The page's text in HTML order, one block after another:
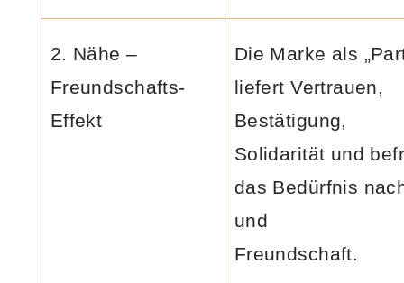
2. Nähe –
Freundschafts-
Effekt
Die Marke als
liefert Vertrauen,
Bestätigung,
Solidarität und
das Bedürfnis
und
Freundschaft.